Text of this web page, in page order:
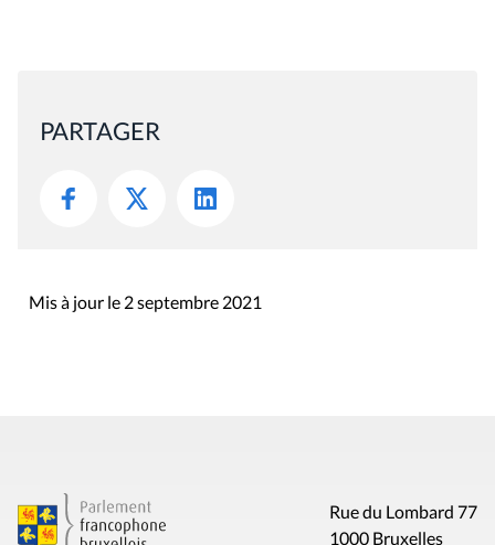
PARTAGER
Mis à jour le 2 septembre 2021
Rue du Lombard 77
1000 Bruxelles